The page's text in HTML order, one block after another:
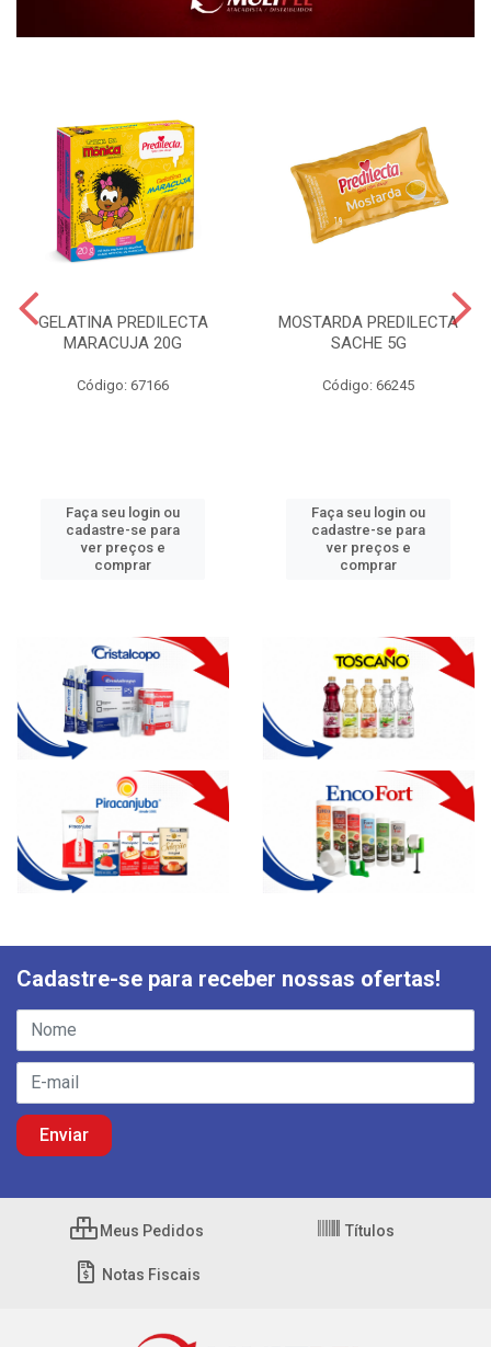
GELATINA PREDILECTA
MARACUJA 20G
Código: 67166
Faça seu login ou
cadastre-se para
ver preços e
comprar
MOSTARDA PREDILECTA
SACHE 5G
Código: 66245
Faça seu login ou
cadastre-se para
ver preços e
comprar
Cadastre-se para receber nossas ofertas!
Meus Pedidos Títulos
Notas Fiscais